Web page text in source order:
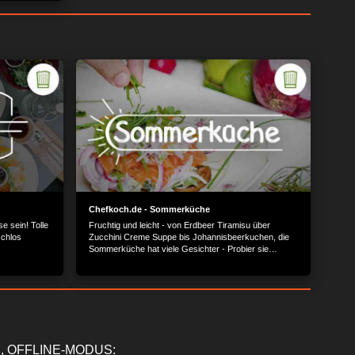
sein! Tolle
Chefkoch.de - Sommerküche
Fruchtig und leicht - von Erdbeer Tiramisu über
Zucchini Creme Suppe bis Johannisbeerkuchen, die
Sommerküche hat viele Gesichter - Probier sie
OFFLINE-MODUS: